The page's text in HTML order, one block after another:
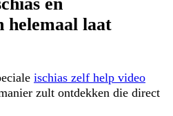
helemaal laat
ischias zelf help video
zult ontdekken die direct